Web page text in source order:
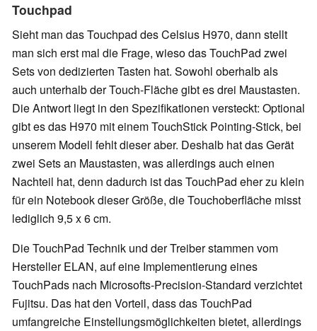
Touchpad
Sieht man das Touchpad des Celsius H970, dann stellt
man sich erst mal die Frage, wieso das TouchPad zwei
Sets von dedizierten Tasten hat. Sowohl oberhalb als
auch unterhalb der Touch-Fläche gibt es drei Maustasten.
Die Antwort liegt in den Spezifikationen versteckt: Optional
gibt es das H970 mit einem TouchStick Pointing-Stick, bei
unserem Modell fehlt dieser aber. Deshalb hat das Gerät
zwei Sets an Maustasten, was allerdings auch einen
Nachteil hat, denn dadurch ist das TouchPad eher zu klein
für ein Notebook dieser Größe, die Touchoberfläche misst
lediglich 9,5 x 6 cm.
Die TouchPad Technik und der Treiber stammen vom
Hersteller ELAN, auf eine Implementierung eines
TouchPads nach Microsofts-Precision-Standard verzichtet
Fujitsu. Das hat den Vorteil, dass das TouchPad
umfangreiche Einstellungsmöglichkeiten bietet, allerdings